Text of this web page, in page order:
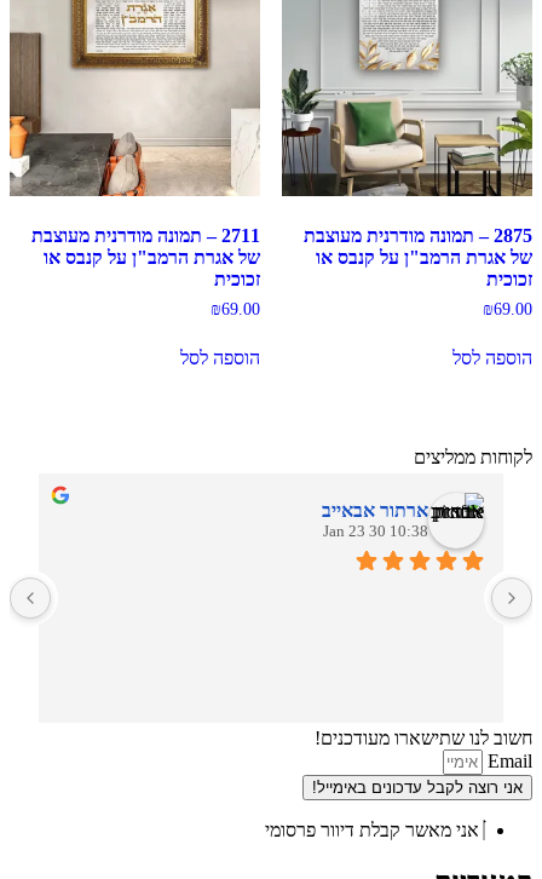
2875 – תמונה מודרנית מעוצבת
של אגרת הרמב"ן על קנבס או
זכוכית
₪69.00
הוספה לסל
2711 – תמונה מודרנית מעוצבת
של אגרת הרמב"ן על קנבס או
זכוכית
₪69.00
הוספה לסל
לקוחות ממליצים
ארתור אבאייב
10:38 30 Jan 23
חשוב לנו שתישארו מעודכנים!
Email
אני רוצה לקבל עדכונים באימייל!
אני מאשר קבלת דיוור פרסומי